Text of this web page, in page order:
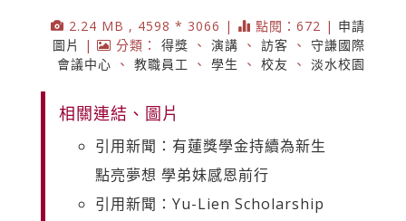
2.24 MB , 4598 * 3066 | 點閱：672 | 申請
圖片
| 分類： 得獎 、 演講 、 訪客 、 守謙國際
會議中心 、 教職員工 、 學生 、 校友 、 淡水校園
相關連結、圖片
引用新聞：有蓮獎學金持續為新生
點亮夢想 學弟妹感恩前行
引用新聞：Yu-Lien Scholarship